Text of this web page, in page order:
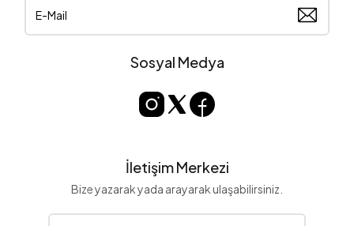
Sosyal Medya
İletişim Merkezi
Bize yazarak yada arayarak ulaşabilirsiniz.